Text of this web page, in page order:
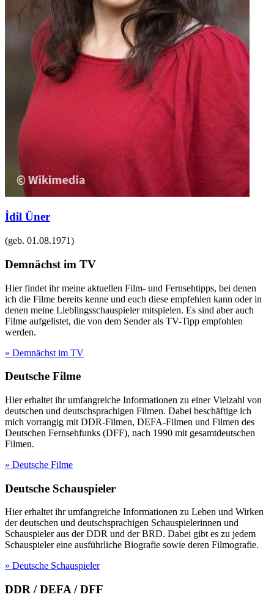
İdil Üner
(geb. 01.08.1971)
Demnächst im TV
Hier findet ihr meine aktuellen Film- und Fernsehtipps, bei denen
ich die Filme bereits kenne und euch diese empfehlen kann oder in
denen meine Lieblingsschauspieler mitspielen. Es sind aber auch
Filme aufgelistet, die von dem Sender als TV-Tipp empfohlen
werden.
» Demnächst im TV
Deutsche Filme
Hier erhaltet ihr umfangreiche Informationen zu einer Vielzahl von
deutschen und deutschsprachigen Filmen. Dabei beschäftige ich
mich vorrangig mit DDR-Filmen, DEFA-Filmen und Filmen des
Deutschen Fernsehfunks (DFF), nach 1990 mit gesamtdeutschen
Filmen.
» Deutsche Filme
Deutsche Schauspieler
Hier erhaltet ihr umfangreiche Informationen zu Leben und Wirken
der deutschen und deutschsprachigen Schauspielerinnen und
Schauspieler aus der DDR und der BRD. Dabei gibt es zu jedem
Schauspieler eine ausführliche Biografie sowie deren Filmografie.
» Deutsche Schauspieler
DDR / DEFA / DFF